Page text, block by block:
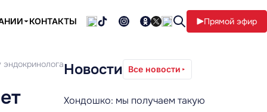
КОНТАКТЫ Прямой эфир
Новости Все новости
Хондошко: мы получаем такую